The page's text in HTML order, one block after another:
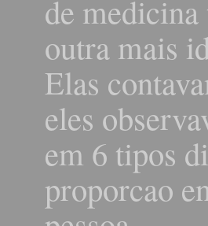
de
outra mais
Elas
eles
em 6 tipos
proporcao